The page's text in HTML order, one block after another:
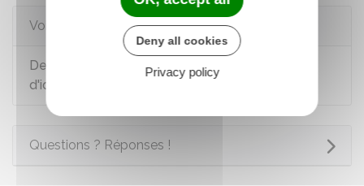
Voir aussi
Demande de permis de conduire : quelle pièce
d'identité peut-on présenter ?
Questions ? Réponses !
Deny all cookies
Privacy policy